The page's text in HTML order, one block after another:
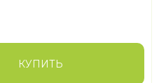
КУПИТЬ